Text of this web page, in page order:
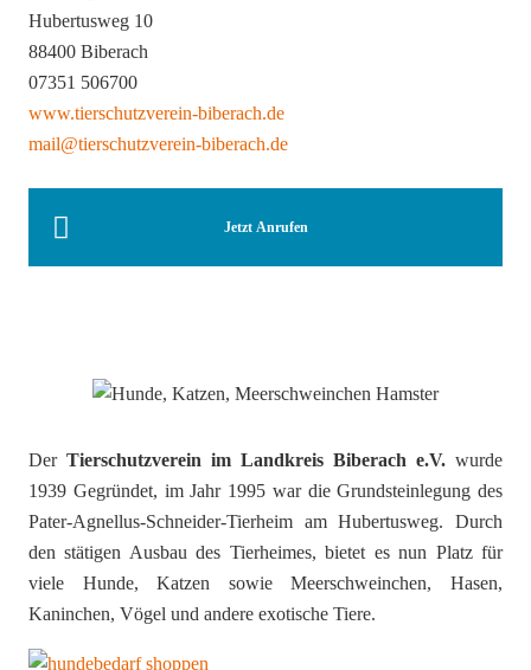
Hubertusweg 10
88400 Biberach
07351 506700
www.tierschutzverein-biberach.de
mail@tierschutzverein-biberach.de
Jetzt Anrufen
Der Tierschutzverein im Landkreis Biberach e.V. wurde
1939 Gegründet, im Jahr 1995 war die Grundsteinlegung des
Pater-Agnellus-Schneider-Tierheim am Hubertusweg. Durch
den stätigen Ausbau des Tierheimes, bietet es nun Platz für
viele Hunde, Katzen sowie Meerschweinchen, Hasen,
Kaninchen, Vögel und andere exotische Tiere.